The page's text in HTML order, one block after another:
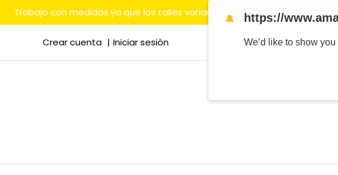
Trabajo con medidas ya que los talles varían mucho entre marcas y/
Crear cuenta Iniciar sesión
🔔 https://
We’d like to show